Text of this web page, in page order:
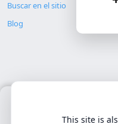
Buscar en el sitio
Blog
© Copyright
Usamos únicamente
This site is